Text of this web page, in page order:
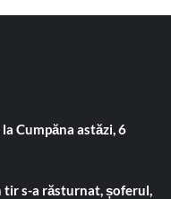
Cumpăna astăzi, 6
tir s-a răsturnat, șoferul,